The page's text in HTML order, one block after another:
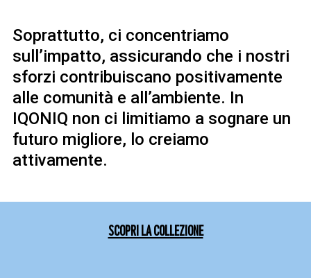
Soprattutto, ci concentriamo
sull’impatto, assicurando che i nostri
sforzi contribuiscano positivamente
alle comunità e all’ambiente. In
IQONIQ non ci limitiamo a sognare un
futuro migliore, lo creiamo
attivamente.
SCOPRI LA COLLEZIONE